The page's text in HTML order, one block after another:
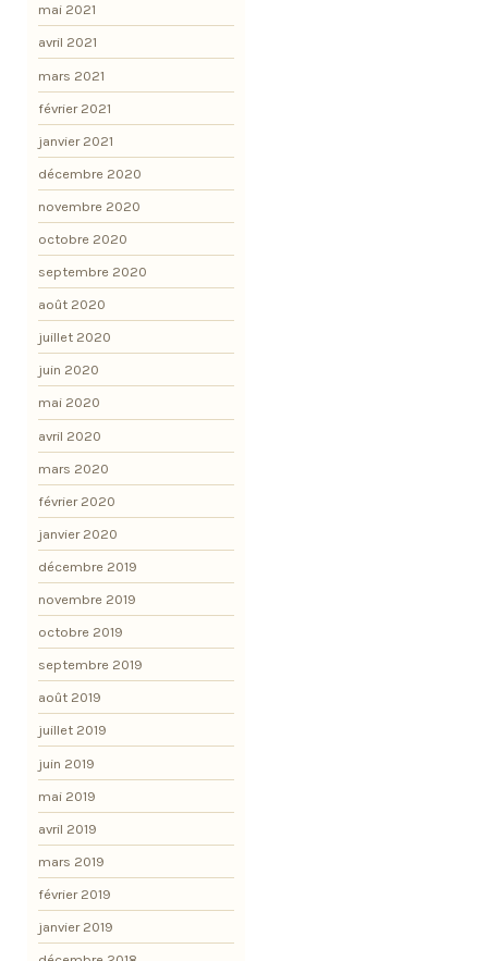
mai 2021
avril 2021
mars 2021
février 2021
janvier 2021
décembre 2020
novembre 2020
octobre 2020
septembre 2020
août 2020
juillet 2020
juin 2020
mai 2020
avril 2020
mars 2020
février 2020
janvier 2020
décembre 2019
novembre 2019
octobre 2019
septembre 2019
août 2019
juillet 2019
juin 2019
mai 2019
avril 2019
mars 2019
février 2019
janvier 2019